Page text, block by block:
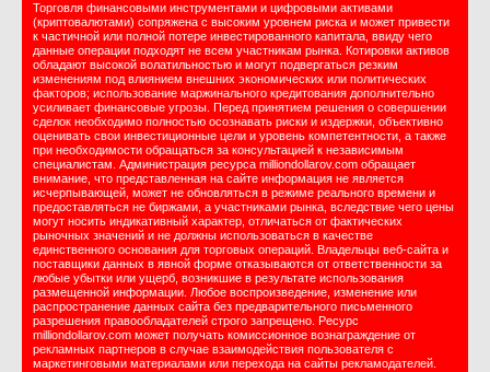
Торговля финансовыми инструментами и цифровыми активами
(криптовалютами) сопряжена с высоким уровнем риска и может привести
к частичной или полной потере инвестированного капитала, ввиду чего
данные операции подходят не всем участникам рынка. Котировки активов
обладают высокой волатильностью и могут подвергаться резким
изменениям под влиянием внешних экономических или политических
факторов; использование маржинального кредитования дополнительно
усиливает финансовые угрозы. Перед принятием решения о совершении
сделок необходимо полностью осознавать риски и издержки, объективно
оценивать свои инвестиционные цели и уровень компетентности, а также
при необходимости обращаться за консультацией к независимым
специалистам. Администрация ресурса milliondollarov.com обращает
внимание, что представленная на сайте информация не является
исчерпывающей, может не обновляться в режиме реального времени и
предоставляться не биржами, а участниками рынка, вследствие чего цены
могут носить индикативный характер, отличаться от фактических
рыночных значений и не должны использоваться в качестве
единственного основания для торговых операций. Владельцы веб-сайта и
поставщики данных в явной форме отказываются от ответственности за
любые убытки или ущерб, возникшие в результате использования
размещенной информации. Любое воспроизведение, изменение или
распространение данных сайта без предварительного письменного
разрешения правообладателей строго запрещено. Ресурс
milliondollarov.com может получать комиссионное вознаграждение от
рекламных партнеров в случае взаимодействия пользователя с
маркетинговыми материалами или перехода на сайты рекламодателей.